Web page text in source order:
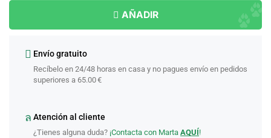
AÑADIR
Envío gratuito
Recíbelo en 24/48 horas en casa y no pagues envío en pedidos
superiores a 65.00 €
Atención al cliente
¿Tienes alguna duda? ¡Contacta con Marta AQUÍ!